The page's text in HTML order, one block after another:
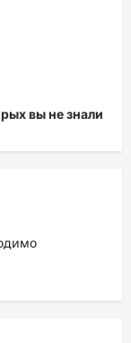
вы не знали